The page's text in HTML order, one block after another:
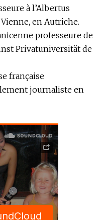
à l’Albertus
en Autriche.
professeure de
Privatuniversität de
française
journaliste en